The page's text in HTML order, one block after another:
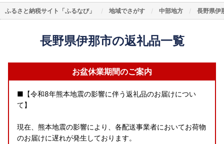
ふるさと納税サイト「ふるなび」 地域でさがす 中部地方 長野県伊
長野県伊那市の返礼品一覧
お盆休業期間のご案内
■【令和8年熊本地震の影響に伴う返礼品のお届けについ
て】
現在、熊本地震の影響により、各配送事業者においてお荷物
のお届けに遅れが発生しております。